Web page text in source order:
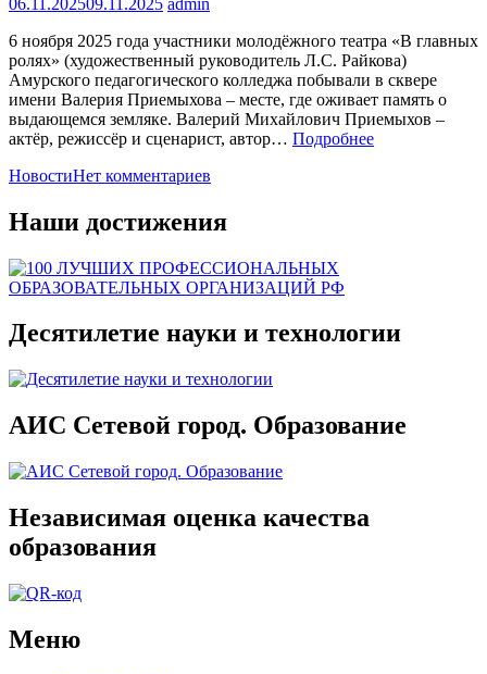
6 ноября 2025 года участники молодёжного театра «В главных
ролях» (художественный руководитель Л.С. Райкова)
Амурского педагогического колледжа побывали в сквере
имени Валерия Приемыхова – месте, где оживает память о
выдающемся земляке. Валерий Михайлович Приемыхов –
актёр, режиссёр и сценарист, автор… Подробнее
НовостиНет комментариев
Наши достижения
Десятилетие науки и технологии
АИС Сетевой город. Образование
Независимая оценка качества
образования
Меню